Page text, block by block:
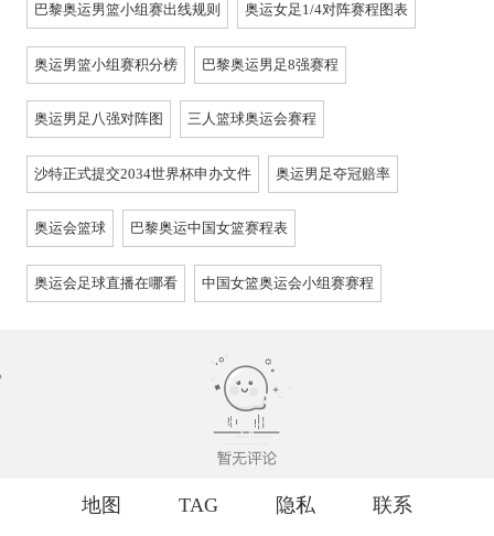
巴黎奥运男篮小组赛出线规则 奥运女足1/4对阵赛程图表
奥运男篮小组赛积分榜 巴黎奥运男足8强赛程
奥运男足八强对阵图 三人篮球奥运会赛程
沙特正式提交2034世界杯申办文件 奥运男足夺冠赔率
奥运会篮球 巴黎奥运中国女篮赛程表
奥运会足球直播在哪看 中国女篮奥运会小组赛赛程
地图 TAG 隐私 联系